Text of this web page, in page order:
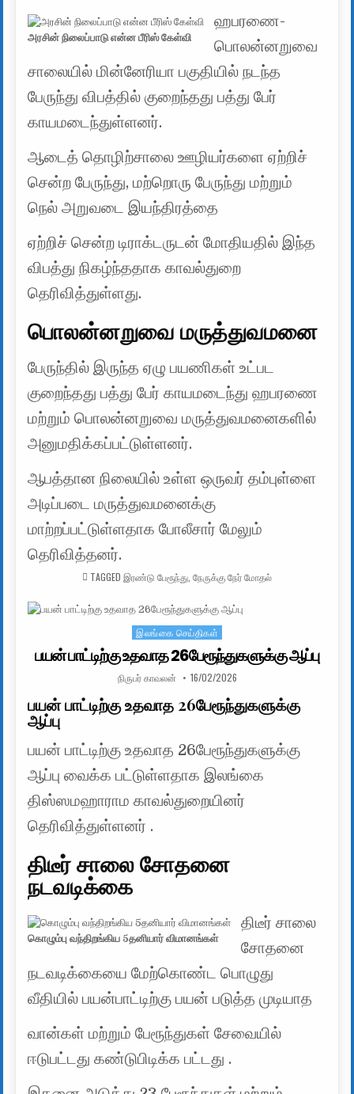
அரசின் நிலைப்பாடு என்ன பீரிஸ் கேள்வி
ஹபரணை-
பொலன்னறுவை
சாலையில் மின்னேரியா பகுதியில் நடந்த
பேருந்து விபத்தில் குறைந்தது பத்து பேர்
காயமடைந்துள்ளனர்.
ஆடைத் தொழிற்சாலை ஊழியர்களை ஏற்றிச்
சென்ற பேருந்து, மற்றொரு பேருந்து மற்றும்
நெல் அறுவடை இயந்திரத்தை
ஏற்றிச் சென்ற டிராக்டருடன் மோதியதில் இந்த
விபத்து நிகழ்ந்ததாக காவல்துறை
தெரிவித்துள்ளது.
பொலன்னறுவை மருத்துவமனை
பேருந்தில் இருந்த ஏழு பயணிகள் உட்பட
குறைந்தது பத்து பேர் காயமடைந்து ஹபரணை
மற்றும் பொலன்னறுவை மருத்துவமனைகளில்
அனுமதிக்கப்பட்டுள்ளனர்.
ஆபத்தான நிலையில் உள்ள ஒருவர் தம்புள்ளை
அடிப்படை மருத்துவமனைக்கு
மாற்றப்பட்டுள்ளதாக போலீசார் மேலும்
தெரிவித்தனர்.
TAGGED இரண்டு பேரூந்து நேருக்கு நேர் மோதல்
Posted in
இலங்கை செய்திகள்
பயன் பாட்டிற்கு உதவாத 26பேரூந்துகளுக்கு ஆப்பு
AUTHOR:
நிருபர் காவலன் PUBLISHED DATE:
16/02/2026
பயன் பாட்டிற்கு உதவாத 26பேரூந்துகளுக்கு
ஆப்பு
பயன் பாட்டிற்கு உதவாத 26பேரூந்துகளுக்கு
ஆப்பு வைக்க பட்டுள்ளதாக இலங்கை
திஸ்ஸமஹாராம காவல்துறையினர்
தெரிவித்துள்ளனர் .
திடீர் சாலை சோதனை
நடவடிக்கை
கொழும்பு வந்திறங்கிய 5தனியார் விமானங்கள்
திடீர் சாலை
சோதனை
நடவடிக்கையை மேற்கொண்ட பொழுது
வீதியில் பயன்பாட்டிற்கு பயன் படுத்த முடியாத
வான்கள் மற்றும் பேரூந்துகள் சேவையில்
ஈடுபட்டது கண்டுபிடிக்க பட்டது .